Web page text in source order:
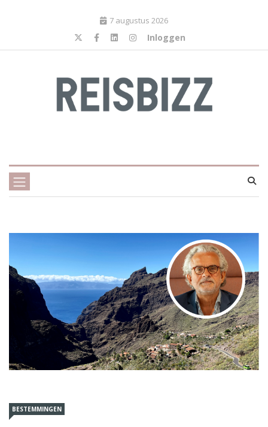
7 augustus 2026
Inloggen
BESTEMMINGEN